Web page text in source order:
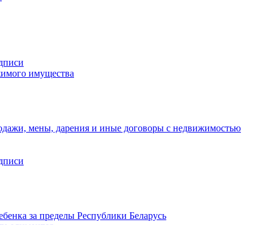
имущества
мены, дарения и иные договоры с недвижимостью
за пределы Республики Беларусь